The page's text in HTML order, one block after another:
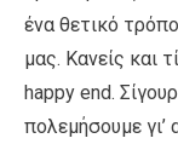
ένα θετικό
μας. Κανείς και
happy end.
πολεμήσουμε γι’